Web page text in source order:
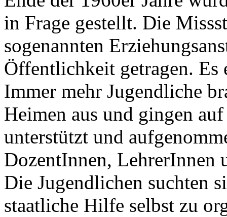
in Frage gestellt. Die
sogenannten
Öffentlichkeit getragen. Es
Immer mehr Jugendliche
Heimen aus und gingen
unterstützt und
DozentInnen, LehrerInnen
Die Jugendlichen suchten
staatliche Hilfe selbst zu